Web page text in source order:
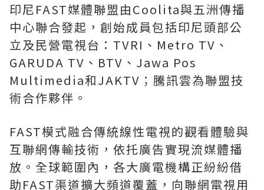
印尼FAST媒體聯盟由Coolita與五洲傳播
中心聯合發起，創始成員包括印尼頭部公
立及民營電視台：TVRI、Metro TV、
GARUDA TV、BTV、Jawa Pos
Multimedia和JAKTV；騰訊雲為聯盟技
術合作夥伴。
FAST模式融合傳統線性電視的觀看體驗與
互聯網傳輸技術，依托廣告實現流媒體播
放。全球範圍內，各大廣電機構正紛紛借
助FAST渠道擴大頻道覆蓋，向聯網電視用